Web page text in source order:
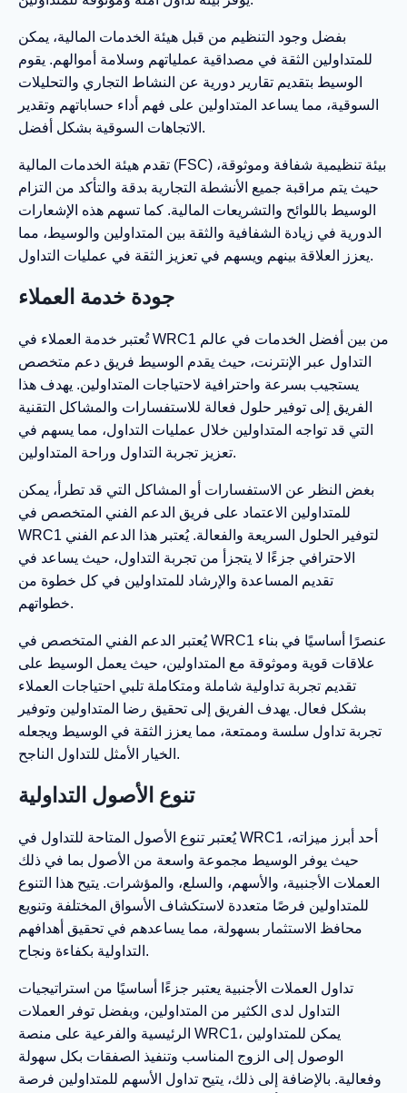
بفضل وجود التنظيم من قبل هيئة الخدمات المالية، يمكن
للمتداولين الثقة في مصداقية عملياتهم وسلامة أموالهم. يقوم
الوسيط بتقديم تقارير دورية عن النشاط التجاري والتحليلات
السوقية، مما يساعد المتداولين على فهم أداء حساباتهم وتقدير
الاتجاهات السوقية بشكل أفضل.
تقدم هيئة الخدمات المالية (FSC) بيئة تنظيمية شفافة وموثوقة،
حيث يتم مراقبة جميع الأنشطة التجارية بدقة والتأكد من التزام
الوسيط باللوائح والتشريعات المالية. كما تسهم هذه الإشعارات
الدورية في زيادة الشفافية والثقة بين المتداولين والوسيط، مما
يعزز العلاقة بينهم ويسهم في تعزيز الثقة في عمليات التداول.
جودة خدمة العملاء
تُعتبر خدمة العملاء في WRC1 من بين أفضل الخدمات في عالم
التداول عبر الإنترنت، حيث يقدم الوسيط فريق دعم متخصص
يستجيب بسرعة واحترافية لاحتياجات المتداولين. يهدف هذا
الفريق إلى توفير حلول فعالة للاستفسارات والمشاكل التقنية
التي قد تواجه المتداولين خلال عمليات التداول، مما يسهم في
تعزيز تجربة التداول وراحة المتداولين.
بغض النظر عن الاستفسارات أو المشاكل التي قد تطرأ، يمكن
للمتداولين الاعتماد على فريق الدعم الفني المتخصص في
WRC1 لتوفير الحلول السريعة والفعالة. يُعتبر هذا الدعم الفني
الاحترافي جزءًا لا يتجزأ من تجربة التداول، حيث يساعد في
تقديم المساعدة والإرشاد للمتداولين في كل خطوة من
خطواتهم.
يُعتبر الدعم الفني المتخصص في WRC1 عنصرًا أساسيًا في بناء
علاقات قوية وموثوقة مع المتداولين، حيث يعمل الوسيط على
تقديم تجربة تداولية شاملة ومتكاملة تلبي احتياجات العملاء
بشكل فعال. يهدف الفريق إلى تحقيق رضا المتداولين وتوفير
تجربة تداول سلسة وممتعة، مما يعزز الثقة في الوسيط ويجعله
الخيار الأمثل للتداول الناجح.
تنوع الأصول التداولية
يُعتبر تنوع الأصول المتاحة للتداول في WRC1 أحد أبرز ميزاته،
حيث يوفر الوسيط مجموعة واسعة من الأصول بما في ذلك
العملات الأجنبية، والأسهم، والسلع، والمؤشرات. يتيح هذا التنوع
للمتداولين فرصًا متعددة لاستكشاف الأسواق المختلفة وتنويع
محافظ الاستثمار بسهولة، مما يساعدهم في تحقيق أهدافهم
التداولية بكفاءة ونجاح.
تداول العملات الأجنبية يعتبر جزءًا أساسيًا من استراتيجيات
التداول لدى الكثير من المتداولين، وبفضل توفر العملات
الرئيسية والفرعية على منصة WRC1، يمكن للمتداولين
الوصول إلى الزوج المناسب وتنفيذ الصفقات بكل سهولة
وفعالية. بالإضافة إلى ذلك، يتيح تداول الأسهم للمتداولين فرصة